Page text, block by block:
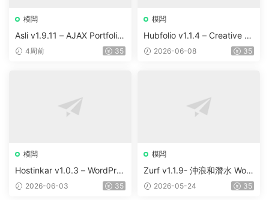
模闆
Asli v1.9.11 – AJAX Portfolio
Elementor WordPress Them
4周前 35
模闆
Hubfolio v1.1.4 – Creative P
ortfolio & Digital Agency Wo
2026-06-08 35
模闆
Hostinkar v1.0.3 – WordPres
s & WHMCS 主題
2026-06-03 35
模闆
Zurf v1.1.9- 沖浪和潛水 Wor
dPress主題
2026-05-24 35